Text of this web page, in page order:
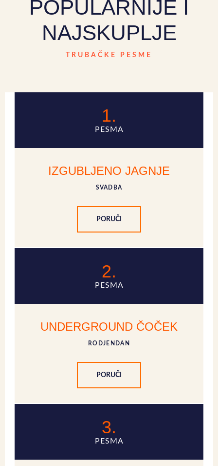
POPULARNIJE I
NAJSKUPLJE
TRUBAČKE PESME
1.
PESMA
IZGUBLJENO JAGNJE
SVADBA
PORUČI
2.
PESMA
UNDERGROUND ČOČEK
RODJENDAN
PORUČI
3.
PESMA